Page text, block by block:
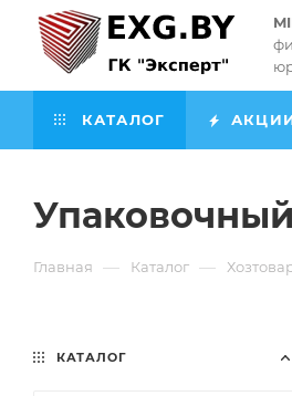
КАТАЛОГ
Главная — Каталог —
КАТАЛОГ